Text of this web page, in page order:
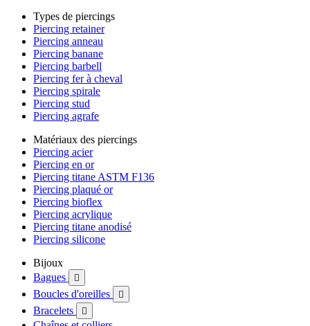
Types de piercings
Piercing retainer
Piercing anneau
Piercing banane
Piercing barbell
Piercing fer à cheval
Piercing spirale
Piercing stud
Piercing agrafe
Matériaux des piercings
Piercing acier
Piercing en or
Piercing titane ASTM F136
Piercing plaqué or
Piercing bioflex
Piercing acrylique
Piercing titane anodisé
Piercing silicone
Bijoux
Bagues

Boucles d'oreilles 
Bracelets 